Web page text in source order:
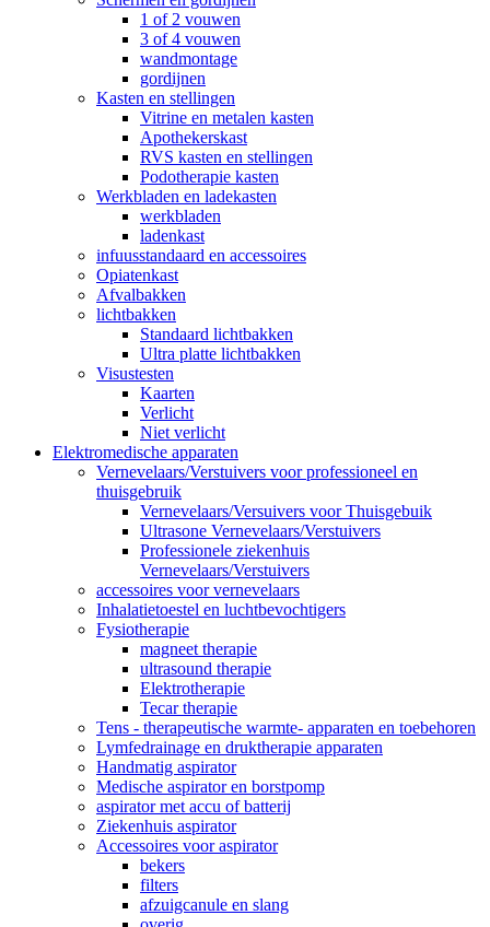
1 of 2 vouwen
3 of 4 vouwen
wandmontage
gordijnen
Kasten en stellingen
Vitrine en metalen kasten
Apothekerskast
RVS kasten en stellingen
Podotherapie kasten
Werkbladen en ladekasten
werkbladen
ladenkast
infuusstandaard en accessoires
Opiatenkast
Afvalbakken
lichtbakken
Standaard lichtbakken
Ultra platte lichtbakken
Visustesten
Kaarten
Verlicht
Niet verlicht
Elektromedische apparaten
Vernevelaars/Verstuivers voor professioneel en
thuisgebruik
Vernevelaars/Versuivers voor Thuisgebuik
Ultrasone Vernevelaars/Verstuivers
Professionele ziekenhuis
Vernevelaars/Verstuivers
accessoires voor vernevelaars
Inhalatietoestel en luchtbevochtigers
Fysiotherapie
magneet therapie
ultrasound therapie
Elektrotherapie
Tecar therapie
Tens - therapeutische warmte- apparaten en toebehoren
Lymfedrainage en druktherapie apparaten
Handmatig aspirator
Medische aspirator en borstpomp
aspirator met accu of batterij
Ziekenhuis aspirator
Accessoires voor aspirator
bekers
filters
afzuigcanule en slang